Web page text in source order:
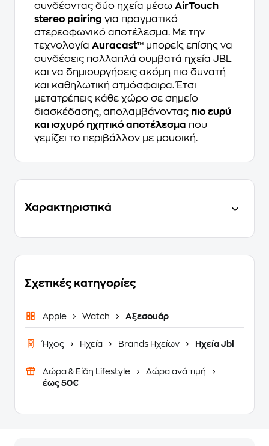
συνδέοντας δύο ηχεία μέσω AirTouch
stereo pairing για πραγματικό
στερεοφωνικό αποτέλεσμα. Με την
τεχνολογία Auracast™ μπορείς επίσης να
συνδέσεις πολλαπλά συμβατά ηχεία JBL
και να δημιουργήσεις ακόμη πιο δυνατή
και καθηλωτική ατμόσφαιρα. Έτσι
μετατρέπεις κάθε χώρο σε σημείο
διασκέδασης, απολαμβάνοντας πιο ευρύ
και ισχυρό ηχητικό αποτέλεσμα που
γεμίζει το περιβάλλον με μουσική.
Χαρακτηριστικά
Σχετικές κατηγορίες
Apple Watch Αξεσουάρ
Ήχος Ηχεία Brands Ηχείων Ηχεία Jbl
Δώρα & Είδη Lifestyle
Δώρα ανά τιμή
έως 50€